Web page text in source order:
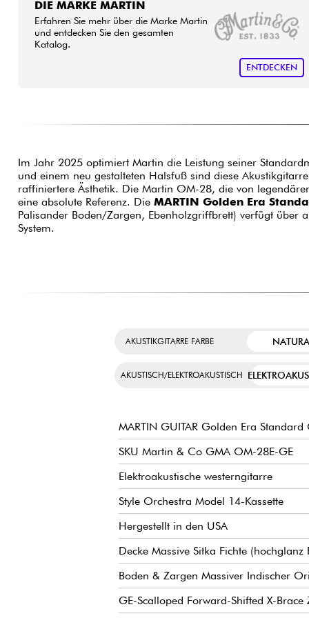
DIE MARKE MARTIN
Erfahren Sie mehr über die Marke Martin
und entdecken Sie den gesamten
Katalog.
ENTDECKEN
Im Jahr 2025 optimiert Martin die Leistung seiner
und einem neu gestalteten Halsfuß sind diese
raffiniertere Ästhetik. Die Martin OM-28, die von
eine absolute Referenz. Die MARTIN Golden Era
Palisander Boden/Zargen, Ebenholzgriffbrett) verfügt
System.
AKUSTIKGITARRE FARBE
AKUSTISCH/ELEKTROAKUSTISCH
MARTIN GUITAR Golden Era
SKU Martin & Co GMA OM-28E-GE
Elektroakustische westerngitarre
Style Orchestra Model 14-Kassette
Hergestellt in den USA
Decke Massive Sitka Fichte (hochglanz
Boden & Zargen Massiver Indischer
GE-Scalloped Forward-Shifted X-Brace